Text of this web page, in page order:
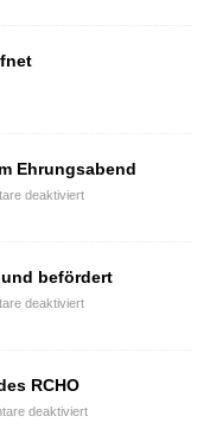
Ehrungsabend
deaktiviert
befördert
deaktiviert
RCHO
deaktiviert